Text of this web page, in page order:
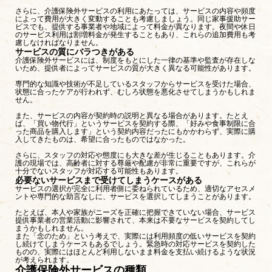
さらに、介護保険外サービスの利用にあたっては、サービスの内容や頻度
によって費用が大きく変動することも考慮しましょう。同じ家事援助サー
ビスでも、提供する事業者や地域によって料金が異なります。夜間や休日
のサービス利用は割増料金が発生することもあり、これらの追加費用も考
慮しなければなりません。
サービスの質にバラつきがある
介護保険外サービスには、制度をもとにした一律の基準や監査が存在しな
いため、提供者によってサービスの質が大きく異なる可能性があります。
専門的な知識や技術が不足しているスタッフからサービスを受けた場合、
状態に合ったケアが行われず、むしろ状態を悪化させてしまうかもしれま
せん。
また、サービスの内容が契約時の説明と異なる場合があります。たとえ
ば、「買い物代行」というサービスを契約する際、「好みや食事制限に合
った商品を購入します」という契約内容だったにもかかわらず、実際に購
入してきたものは、希望に合ったものではなかった。
さらに、スタッフの対応や態度にも大きな差が生じることもあります。介
護の現場では、高齢者に対する尊厳や配慮が非常に重要ですが、これらが
十分でないスタッフが対応する可能性もあります。
必要ないサービスまで受けてしまうケースがある
サービスの選択が完全に利用者側に委ねられているため、適切なアセスメ
ントや専門的な助言なしに、サービスを選択してしまうことがあります。
たとえば、本人や家族がニーズを正確に把握できていない場合、サービス
提供事業者の営業活動に影響されて、本来は不要なサービスを契約してし
まうかもしれません。
また「念のため」という考えで、実際には利用頻度の低いサービスを契約
し続けてしまうケースもあるでしょう。緊急時の対応サービスを契約した
ものの、実際にはほとんど利用しないまま料金を支払い続けるような状況
が考えられます。